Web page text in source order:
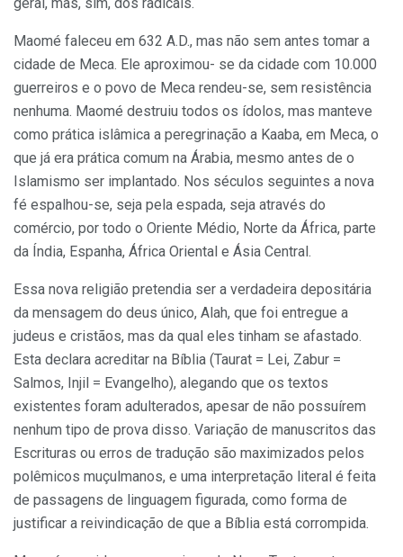
Maomé faleceu em 632 A.D., mas não sem antes tomar a
cidade de Meca. Ele aproximou- se da cidade com 10.000
guerreiros e o povo de Meca rendeu-se, sem resistência
nenhuma. Maomé destruiu todos os ídolos, mas manteve
como prática islâmica a peregrinação a Kaaba, em Meca, o
que já era prática comum na Árabia, mesmo antes de o
Islamismo ser implantado. Nos séculos seguintes a nova
fé espalhou-se, seja pela espada, seja através do
comércio, por todo o Oriente Médio, Norte da África, parte
da Índia, Espanha, África Oriental e Ásia Central.
Essa nova religião pretendia ser a verdadeira depositária
da mensagem do deus único, Alah, que foi entregue a
judeus e cristãos, mas da qual eles tinham se afastado.
Esta declara acreditar na Bíblia (Taurat = Lei, Zabur =
Salmos, Injil = Evangelho), alegando que os textos
existentes foram adulterados, apesar de não possuírem
nenhum tipo de prova disso. Variação de manuscritos das
Escrituras ou erros de tradução são maximizados pelos
polêmicos muçulmanos, e uma interpretação literal é feita
de passagens de linguagem figurada, como forma de
justificar a reivindicação de que a Bíblia está corrompida.